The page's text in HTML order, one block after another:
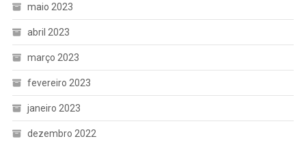
maio 2023
abril 2023
março 2023
fevereiro 2023
janeiro 2023
dezembro 2022